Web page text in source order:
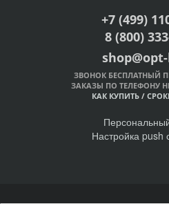
+7 (499)
8 (800)
ЗВОНОК БЕСПЛАТНЫЙ
ЗАКАЗЫ ПО ТЕЛЕФОНУ
КАК КУПИТЬ /
Настройка push